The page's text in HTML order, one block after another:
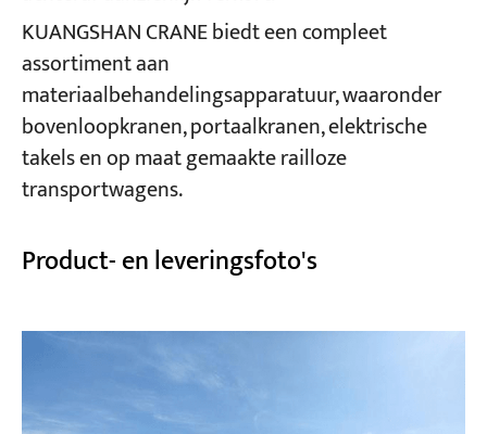
KUANGSHAN CRANE biedt een compleet
assortiment aan
materiaalbehandelingsapparatuur, waaronder
bovenloopkranen, portaalkranen, elektrische
takels en op maat gemaakte railloze
transportwagens.
Product- en leveringsfoto's